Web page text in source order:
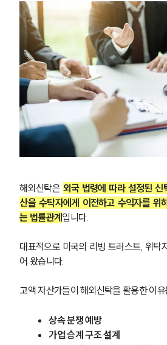
그룹소개
글로벌 파트너 로
고객의 소리
해외신탁은 외국 법령에 따라 설정된
산을 수탁자에게 이전하고 수익자를 위
는 법률관계 입니다.
대표적으로 미국의 리빙 트러스트, 위탁
어 왔습니다.
고액 자산가들이 해외신탁을 활용한 이
상속 분쟁 예방
가업 승계 구조 설계